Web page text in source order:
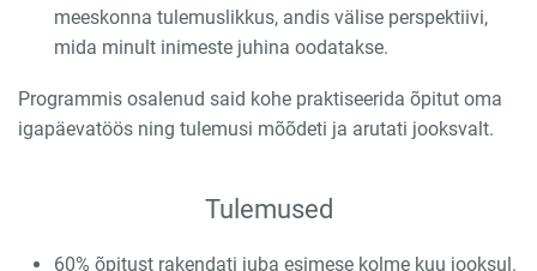
meeskonna tulemuslikkus, andis välise perspektiivi,
mida minult inimeste juhina oodatakse.
Programmis osalenud said kohe praktiseerida õpitut oma
igapäevatöös ning tulemusi mõõdeti ja arutati jooksvalt.
Tulemused
60% õpitust rakendati juba esimese kolme kuu jooksul.